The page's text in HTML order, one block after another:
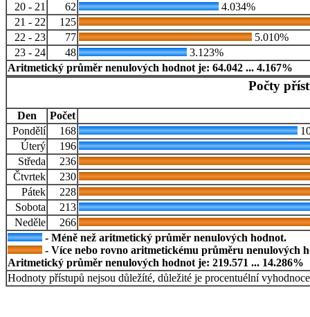
20 - 21
62
4.034%
21 - 22
125
22 - 23
77
5.010%
23 - 24
48
3.123%
Aritmetický průměr nenulových hodnot je: 64.042 ... 4.167%
Počty
Den
Počet
Pondělí
168
Úterý
196
Středa
236
Čtvrtek
230
Pátek
228
Sobota
213
Neděle
266
- Méně než aritmetický průměr nenulových hodnot.
- Více nebo rovno aritmetickému průměru nenulových
Aritmetický průměr nenulových hodnot je: 219.571 ... 14.286%
Hodnoty přístupů nejsou důležíté, důležité je procentuélní